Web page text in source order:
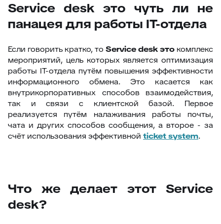
Service desk это чуть ли не
панацея для работы IT-отдела
Если говорить кратко, то Servicedesk это комплекс
мероприятий, цель которых является оптимизация
работы IT-отдела путём повышения эффективности
информационного обмена. Это касается как
внутрикорпоративных способов взаимодействия,
так и связи с клиентской базой. Первое
реализуется путём налаживания работы почты,
чата и других способов сообщения, а второе - за
счёт использования эффективной ticketsystem.
Что же делает этот Service
desk?